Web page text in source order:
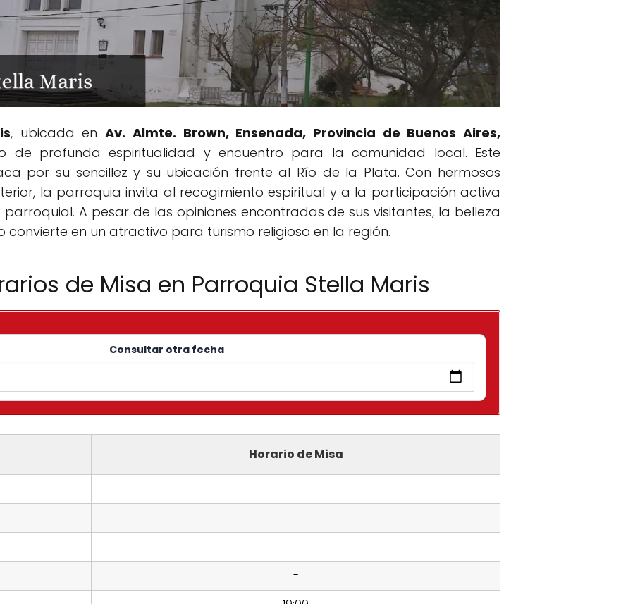
, ubicada enAv. Almte. Brown, Ensenada, Provincia de Buenos Aires,
de profunda espiritualidad y encuentro para la comunidad local. Este
por su sencillez y su ubicación frente al Río de la Plata. Con hermosos
la parroquia invita al recogimiento espiritual y a la participación activa
A pesar de las opiniones encontradas de sus visitantes, la belleza
convierte en un atractivo para turismo religioso en la región.
de Misa en Parroquia Stella Maris
Consultar otra fecha
Horario de Misa
-
-
-
-